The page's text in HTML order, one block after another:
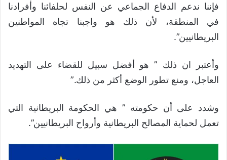
فإننا ندعم الدفاع الجماعي عن النفس لحلفائنا وأفرادنا
في المنطقة، لأن ذلك هو واجبنا تجاه المواطنين
البريطانيين”.
وأعتبر ان ذلك ” هو أفضل سبيل للقضاء على التهديد
العاجل، ومنع تطور الوضع أكثر من ذلك.”
وشدد على أن حكومته ” هي الحكومة البريطانية التي
تعمل لحماية المصالح البريطانية وأرواح البريطانيين”.